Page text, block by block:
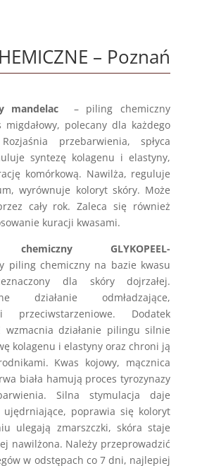
– Poznań
mandelac
– piling chemiczny
migdałowy, polecany dla każdego
przebarwienia, spłyca
syntezę kolagenu i elastyny,
komórkową. Nawilża, reguluje
wyrównuje koloryt skóry. Może
cały rok. Zaleca się również
kuracji kwasami.
GLYKOPEEL-
piling chemiczny na bazie kwasu
dla skóry dojrzałej.
działanie odmładzające,
przeciwstarzeniowe. Dodatek
działanie pilingu silnie
kolagenu i elastyny oraz chroni ją
Kwas kojowy, mącznica
biała hamują proces tyrozynazy
Silna stymulacja daje
ujędrniające, poprawia się koloryt
ulegają zmarszczki, skóra staje
nawilżona. Należy przeprowadzić
w odstępach co 7 dni, najlepiej